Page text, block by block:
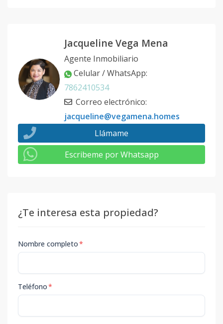
Jacqueline Vega Mena
Agente Inmobiliario
Celular / WhatsApp:
7862410534
Correo electrónico:
jacqueline@vegamena.homes
Llámame
Escribeme por Whatsapp
¿Te interesa esta propiedad?
Nombre completo*
Teléfono*